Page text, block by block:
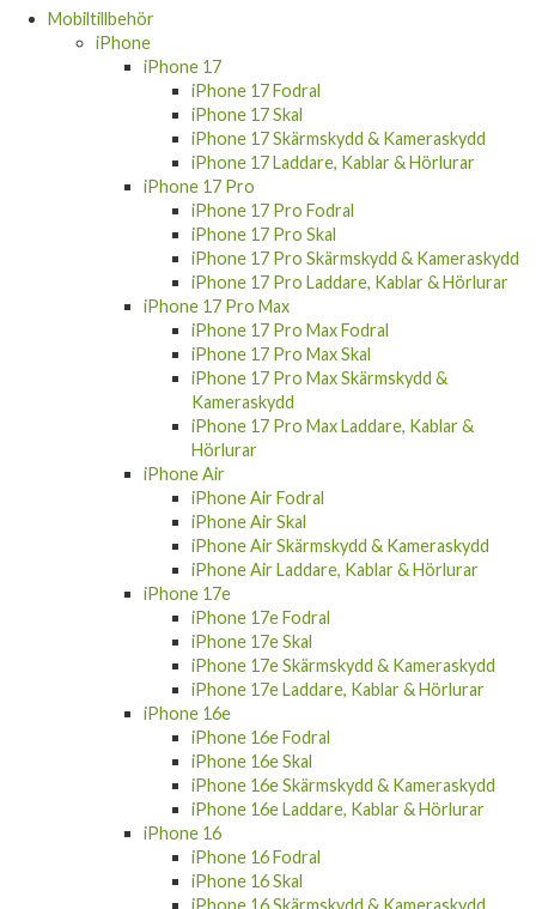
Mobiltillbehör
iPhone
iPhone 17
iPhone 17 Fodral
iPhone 17 Skal
iPhone 17 Skärmskydd & Kameraskydd
iPhone 17 Laddare, Kablar & Hörlurar
iPhone 17 Pro
iPhone 17 Pro Fodral
iPhone 17 Pro Skal
iPhone 17 Pro Skärmskydd & Kameraskydd
iPhone 17 Pro Laddare, Kablar & Hörlurar
iPhone 17 Pro Max
iPhone 17 Pro Max Fodral
iPhone 17 Pro Max Skal
iPhone 17 Pro Max Skärmskydd &
Kameraskydd
iPhone 17 Pro Max Laddare, Kablar &
Hörlurar
iPhone Air
iPhone Air Fodral
iPhone Air Skal
iPhone Air Skärmskydd & Kameraskydd
iPhone Air Laddare, Kablar & Hörlurar
iPhone 17e
iPhone 17e Fodral
iPhone 17e Skal
iPhone 17e Skärmskydd & Kameraskydd
iPhone 17e Laddare, Kablar & Hörlurar
iPhone 16e
iPhone 16e Fodral
iPhone 16e Skal
iPhone 16e Skärmskydd & Kameraskydd
iPhone 16e Laddare, Kablar & Hörlurar
iPhone 16
iPhone 16 Fodral
iPhone 16 Skal
iPhone 16 Skärmskydd & Kameraskydd